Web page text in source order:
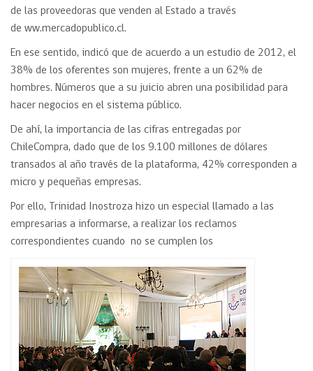
de las proveedoras que venden al Estado a través
de ww.mercadopublico.cl.
En ese sentido, indicó que de acuerdo a un estudio de 2012, el
38% de los oferentes son mujeres, frente a un 62% de
hombres. Números que a su juicio abren una posibilidad para
hacer negocios en el sistema público.
De ahí, la importancia de las cifras entregadas por
ChileCompra, dado que de los 9.100 millones de dólares
transados al año través de la plataforma, 42% corresponden a
micro y pequeñas empresas.
Por ello, Trinidad Inostroza hizo un especial llamado a las
empresarias a informarse, a realizar los reclamos
correspondientes cuando no se cumplen los